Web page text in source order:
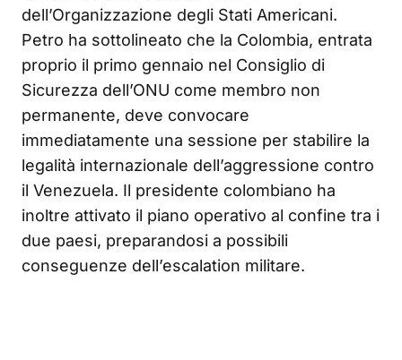
dell’Organizzazione degli Stati Americani.
Petro ha sottolineato che la Colombia, entrata
proprio il primo gennaio nel Consiglio di
Sicurezza dell’ONU come membro non
permanente, deve convocare
immediatamente una sessione per stabilire la
legalità internazionale dell’aggressione contro
il Venezuela. Il presidente colombiano ha
inoltre attivato il piano operativo al confine tra i
due paesi, preparandosi a possibili
conseguenze dell’escalation militare.